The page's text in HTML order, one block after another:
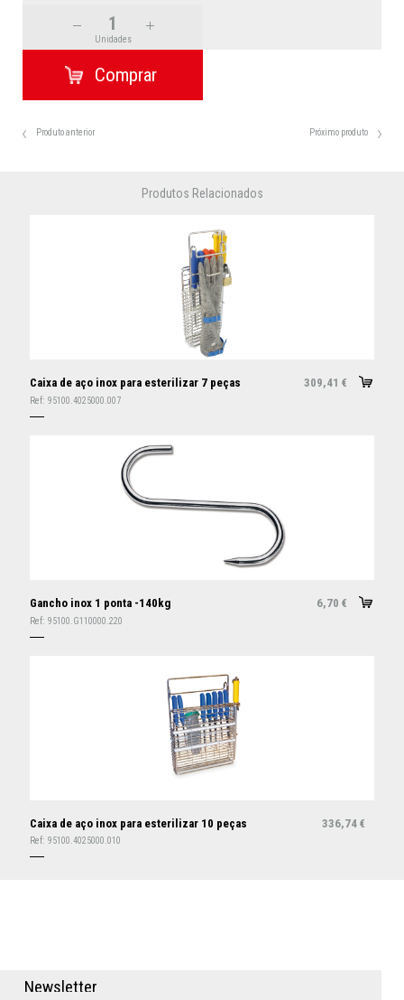
Unidades
Produto anterior Próximo produto
Produtos Relacionados
Caixa de aço inox para esterilizar 7 peças 309,41 €
Ref: 95100.4025000.007
Gancho inox 1 ponta -140kg 6,70 €
Ref: 95100.G110000.220
Caixa de aço inox para esterilizar 10 peças 336,74 €
Ref: 95100.4025000.010
Newsletter